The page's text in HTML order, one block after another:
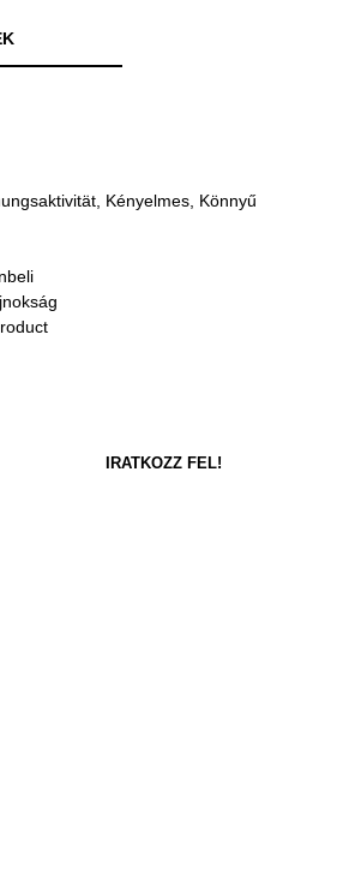
Kényelmes, Könnyű